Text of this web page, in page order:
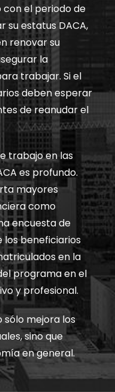
con el periodo de
su estatus DACA,
renovar su
la
trabajar. Si el
deben esperar
de reanudar el
trabajo en las
es profundo.
mayores
como
encuesta de
los beneficiarios
en la
programa en el
y profesional.
sólo mejora los
sino que
en general.